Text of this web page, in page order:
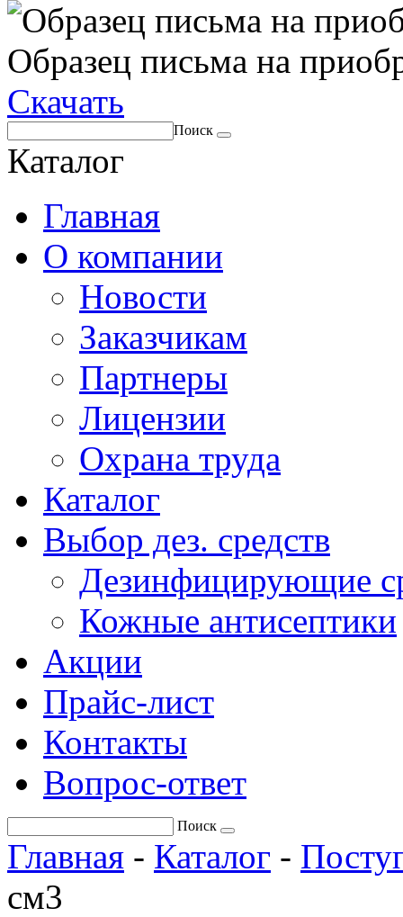
Образец письма на
Скачать
Поиск
Каталог
Главная
О компании
Новости
Заказчикам
Партнеры
Лицензии
Охрана труда
Каталог
Выбор дез. средств
Дезинфицирующие
Кожные антисептики
Акции
Прайс-лист
Контакты
Вопрос-ответ
Поиск
Главная - Каталог -
см3